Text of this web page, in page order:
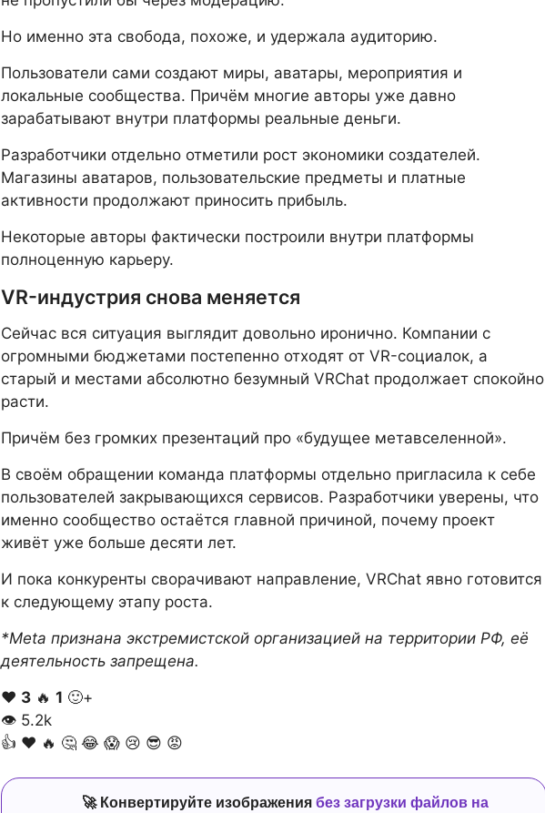
Но именно эта свобода, похоже, и удержала аудиторию.
Пользователи сами создают миры, аватары, мероприятия и
локальные сообщества. Причём многие авторы уже давно
зарабатывают внутри платформы реальные деньги.
Разработчики отдельно отметили рост экономики создателей.
Магазины аватаров, пользовательские предметы и платные
активности продолжают приносить прибыль.
Некоторые авторы фактически построили внутри платформы
полноценную карьеру.
VR-индустрия снова меняется
Сейчас вся ситуация выглядит довольно иронично. Компании с
огромными бюджетами постепенно отходят от VR-социалок, а
старый и местами абсолютно безумный VRChat продолжает спокойно
расти.
Причём без громких презентаций про «будущее метавселенной».
В своём обращении команда платформы отдельно пригласила к себе
пользователей закрывающихся сервисов. Разработчики уверены, что
именно сообщество остаётся главной причиной, почему проект
живёт уже больше десяти лет.
И пока конкуренты сворачивают направление, VRChat явно готовится
к следующему этапу роста.
*Meta признана экстремистской организацией на территории РФ, её
деятельность запрещена.
❤️ 3 🔥 1 🙂+
👁 5.2k
👍 ❤️ 🔥 🤔 😂 😱 😢 😎 😡
🚀 Конвертируйте изображения без загрузки файлов на